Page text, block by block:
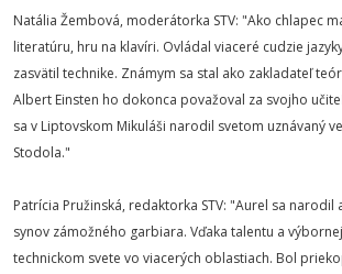
Natália Žembová, moderátorka STV: "Ako chlapec
literatúru, hru na klavíri. Ovládal viaceré cudzie
zasvätil technike. Známym sa stal ako zakladateľ
Albert Einsten ho dokonca považoval za svojho
sa v Liptovskom Mikuláši narodil svetom uznávaný
Stodola."
Patrícia Pružinská, redaktorka STV: "Aurel sa
synov zámožného garbiara. Vďaka talentu a
technickom svete vo viacerých oblastiach. Bol